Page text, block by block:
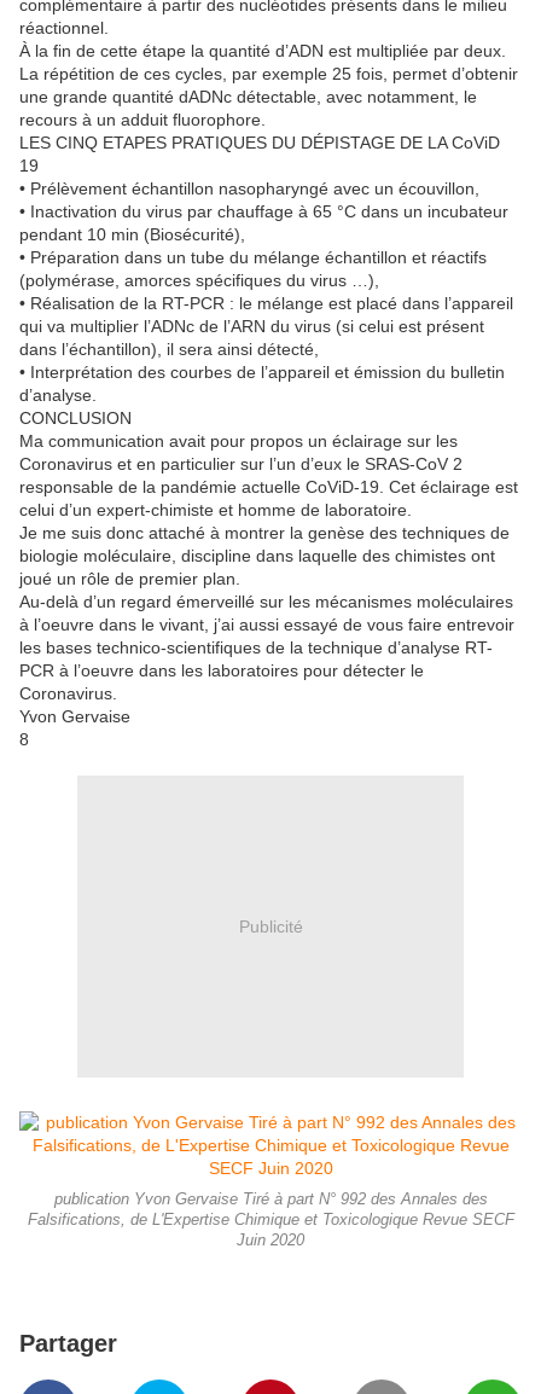
complémentaire à partir des nucléotides présents dans le milieu
réactionnel.
À la fin de cette étape la quantité d’ADN est multipliée par deux.
La répétition de ces cycles, par exemple 25 fois, permet d’obtenir
une grande quantité dADNc détectable, avec notamment, le
recours à un adduit fluorophore.
LES CINQ ETAPES PRATIQUES DU DÉPISTAGE DE LA CoViD
19
• Prélèvement échantillon nasopharyngé avec un écouvillon,
• Inactivation du virus par chauffage à 65 °C dans un incubateur
pendant 10 min (Biosécurité),
• Préparation dans un tube du mélange échantillon et réactifs
(polymérase, amorces spécifiques du virus …),
• Réalisation de la RT-PCR : le mélange est placé dans l’appareil
qui va multiplier l’ADNc de l’ARN du virus (si celui est présent
dans l’échantillon), il sera ainsi détecté,
• Interprétation des courbes de l’appareil et émission du bulletin
d’analyse.
CONCLUSION
Ma communication avait pour propos un éclairage sur les
Coronavirus et en particulier sur l’un d’eux le SRAS-CoV 2
responsable de la pandémie actuelle CoViD-19. Cet éclairage est
celui d’un expert-chimiste et homme de laboratoire.
Je me suis donc attaché à montrer la genèse des techniques de
biologie moléculaire, discipline dans laquelle des chimistes ont
joué un rôle de premier plan.
Au-delà d’un regard émerveillé sur les mécanismes moléculaires
à l’oeuvre dans le vivant, j’ai aussi essayé de vous faire entrevoir
les bases technico-scientifiques de la technique d’analyse RT-
PCR à l’oeuvre dans les laboratoires pour détecter le
Coronavirus.
Yvon Gervaise
8
Publicité
publication Yvon Gervaise Tiré à part N° 992 des Annales des
Falsifications, de L'Expertise Chimique et Toxicologique Revue SECF
Juin 2020
Partager